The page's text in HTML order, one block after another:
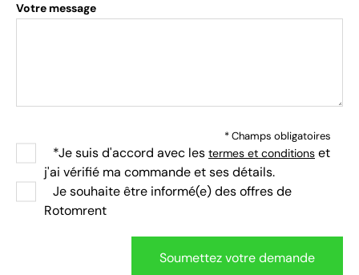
Votre message
* Champs obligatoires
*Je suis d'accord avec les termes et conditions et
j'ai vérifié ma commande et ses détails.
Je souhaite être informé(e) des offres de
Rotomrent